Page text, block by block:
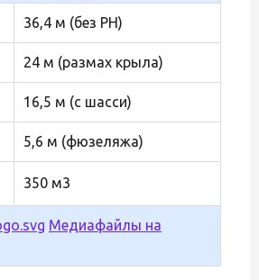
36,4 м (без РН)
24 м (размах крыла)
16,5 м (с шасси)
5,6 м (фюзеляжа)
350 м3
Медиафайлы на